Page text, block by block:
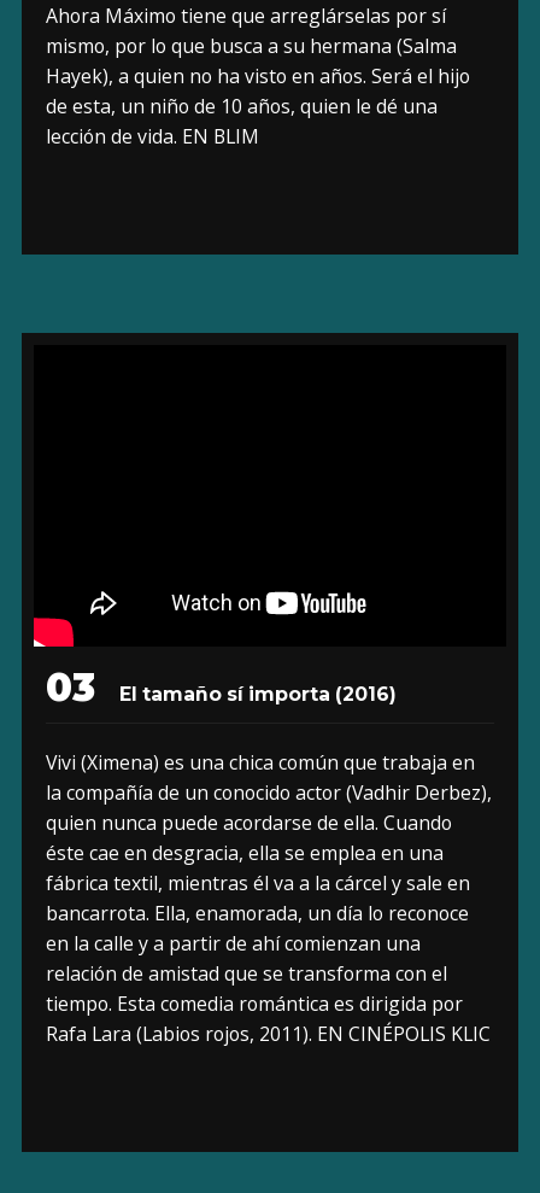
Ahora Máximo tiene que arreglárselas por sí
mismo, por lo que busca a su hermana (Salma
Hayek), a quien no ha visto en años. Será el hijo
de esta, un niño de 10 años, quien le dé una
lección de vida. EN BLIM
03 El tamaño sí importa (2016)
Vivi (Ximena) es una chica común que trabaja en
la compañía de un conocido actor (Vadhir Derbez),
quien nunca puede acordarse de ella. Cuando
éste cae en desgracia, ella se emplea en una
fábrica textil, mientras él va a la cárcel y sale en
bancarrota. Ella, enamorada, un día lo reconoce
en la calle y a partir de ahí comienzan una
relación de amistad que se transforma con el
tiempo. Esta comedia romántica es dirigida por
Rafa Lara (Labios rojos, 2011). EN CINÉPOLIS KLIC